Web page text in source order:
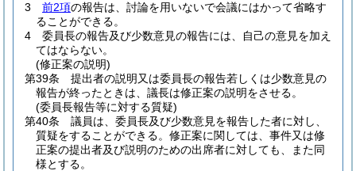
3
前2項の報告は、討論を用いないで会議にはかって省略す
ることができる。
4
委員長の報告及び少数意見の報告には、自己の意見を加え
てはならない。
(修正案の説明)
第39条
提出者の説明又は委員長の報告若しくは少数意見の
報告が終ったときは、議長は修正案の説明をさせる。
(委員長報告等に対する質疑)
第40条
議員は、委員長及び少数意見を報告した者に対し、
質疑をすることができる。 修正案に関しては、事件又は修
正案の提出者及び説明のための出席者に対しても、また同
様とする。